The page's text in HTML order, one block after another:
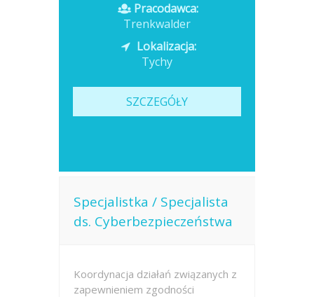
Pracodawca:
Trenkwalder
Lokalizacja:
Tychy
SZCZEGÓŁY
Specjalistka / Specjalista
ds. Cyberbezpieczeństwa
Koordynacja działań związanych z
zapewnieniem zgodności